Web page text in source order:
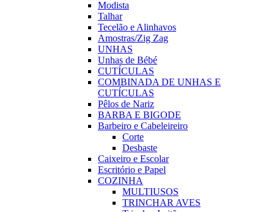
Modista
Talhar
Tecelão e Alinhavos
Amostras/Zig Zag
UNHAS
Unhas de Bébé
CUTÍCULAS
COMBINADA DE UNHAS E
CUTÍCULAS
Pêlos de Nariz
BARBA E BIGODE
Barbeiro e Cabeleireiro
Corte
Desbaste
Caixeiro e Escolar
Escritório e Papel
COZINHA
MULTIUSOS
TRINCHAR AVES